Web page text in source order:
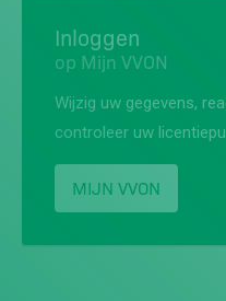
Inloggen
op Mijn VVON
Wijzig uw gegevens,
controleer uw
MIJN VVON